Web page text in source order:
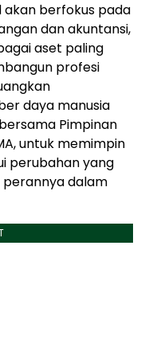
akan berfokus pada
dan akuntansi,
aset paling
profesi
daya manusia
Pimpinan
untuk memimpin
perubahan yang
dalam